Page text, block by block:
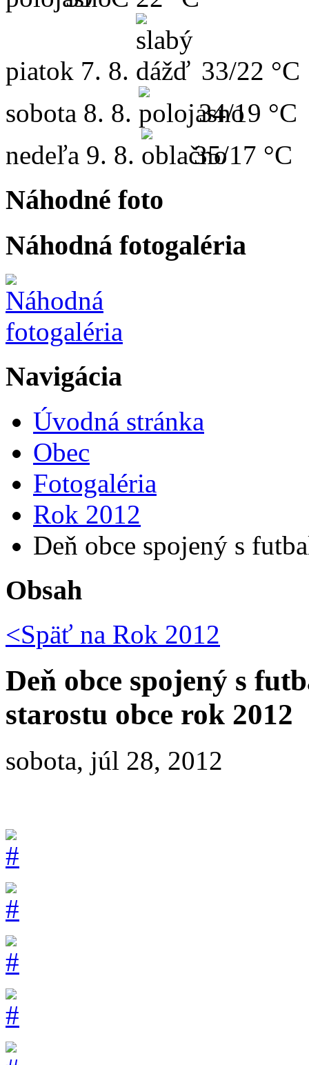
piatok 7. 8.
33/22 °C
sobota 8. 8.
34/19 °C
nedeľa 9. 8. 35/17 °C
Náhodné foto
Náhodná fotogaléria
Navigácia
Úvodná stránka
Obec
Fotogaléria
Rok 2012
Deň obce spojený s
Obsah
<Späť na Rok 2012
Deň obce spojený s
starostu obce rok 2012
sobota, júl 28, 2012